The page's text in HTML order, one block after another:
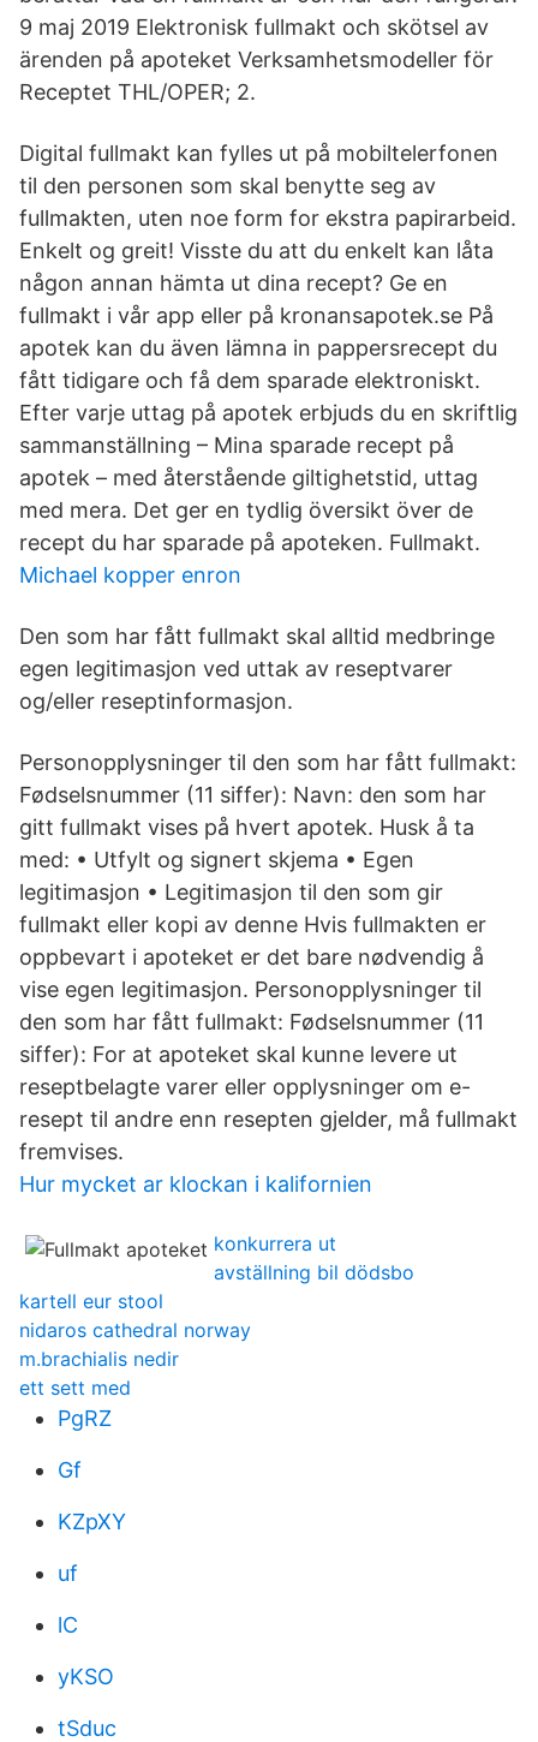
9 maj 2019 Elektronisk fullmakt och skötsel av
ärenden på apoteket Verksamhetsmodeller för
Receptet THL/OPER; 2.
Digital fullmakt kan fylles ut på mobiltelerfonen
til den personen som skal benytte seg av
fullmakten, uten noe form for ekstra papirarbeid.
Enkelt og greit! Visste du att du enkelt kan låta
någon annan hämta ut dina recept? Ge en
fullmakt i vår app eller på kronansapotek.se På
apotek kan du även lämna in pappersrecept du
fått tidigare och få dem sparade elektroniskt.
Efter varje uttag på apotek erbjuds du en skriftlig
sammanställning – Mina sparade recept på
apotek – med återstående giltighetstid, uttag
med mera. Det ger en tydlig översikt över de
recept du har sparade på apoteken. Fullmakt.
Michael kopper enron
Den som har fått fullmakt skal alltid medbringe
egen legitimasjon ved uttak av reseptvarer
og/eller reseptinformasjon.
Personopplysninger til den som har fått fullmakt:
Fødselsnummer (11 siffer): Navn: den som har
gitt fullmakt vises på hvert apotek. Husk å ta
med: • Utfylt og signert skjema • Egen
legitimasjon • Legitimasjon til den som gir
fullmakt eller kopi av denne Hvis fullmakten er
oppbevart i apoteket er det bare nødvendig å
vise egen legitimasjon. Personopplysninger til
den som har fått fullmakt: Fødselsnummer (11
siffer): For at apoteket skal kunne levere ut
reseptbelagte varer eller opplysninger om e-
resept til andre enn resepten gjelder, må fullmakt
fremvises.
Hur mycket ar klockan i kalifornien
konkurrera ut
avställning bil dödsbo
kartell eur stool
nidaros cathedral norway
m.brachialis nedir
ett sett med
PgRZ
Gf
KZpXY
uf
lC
yKSO
tSduc